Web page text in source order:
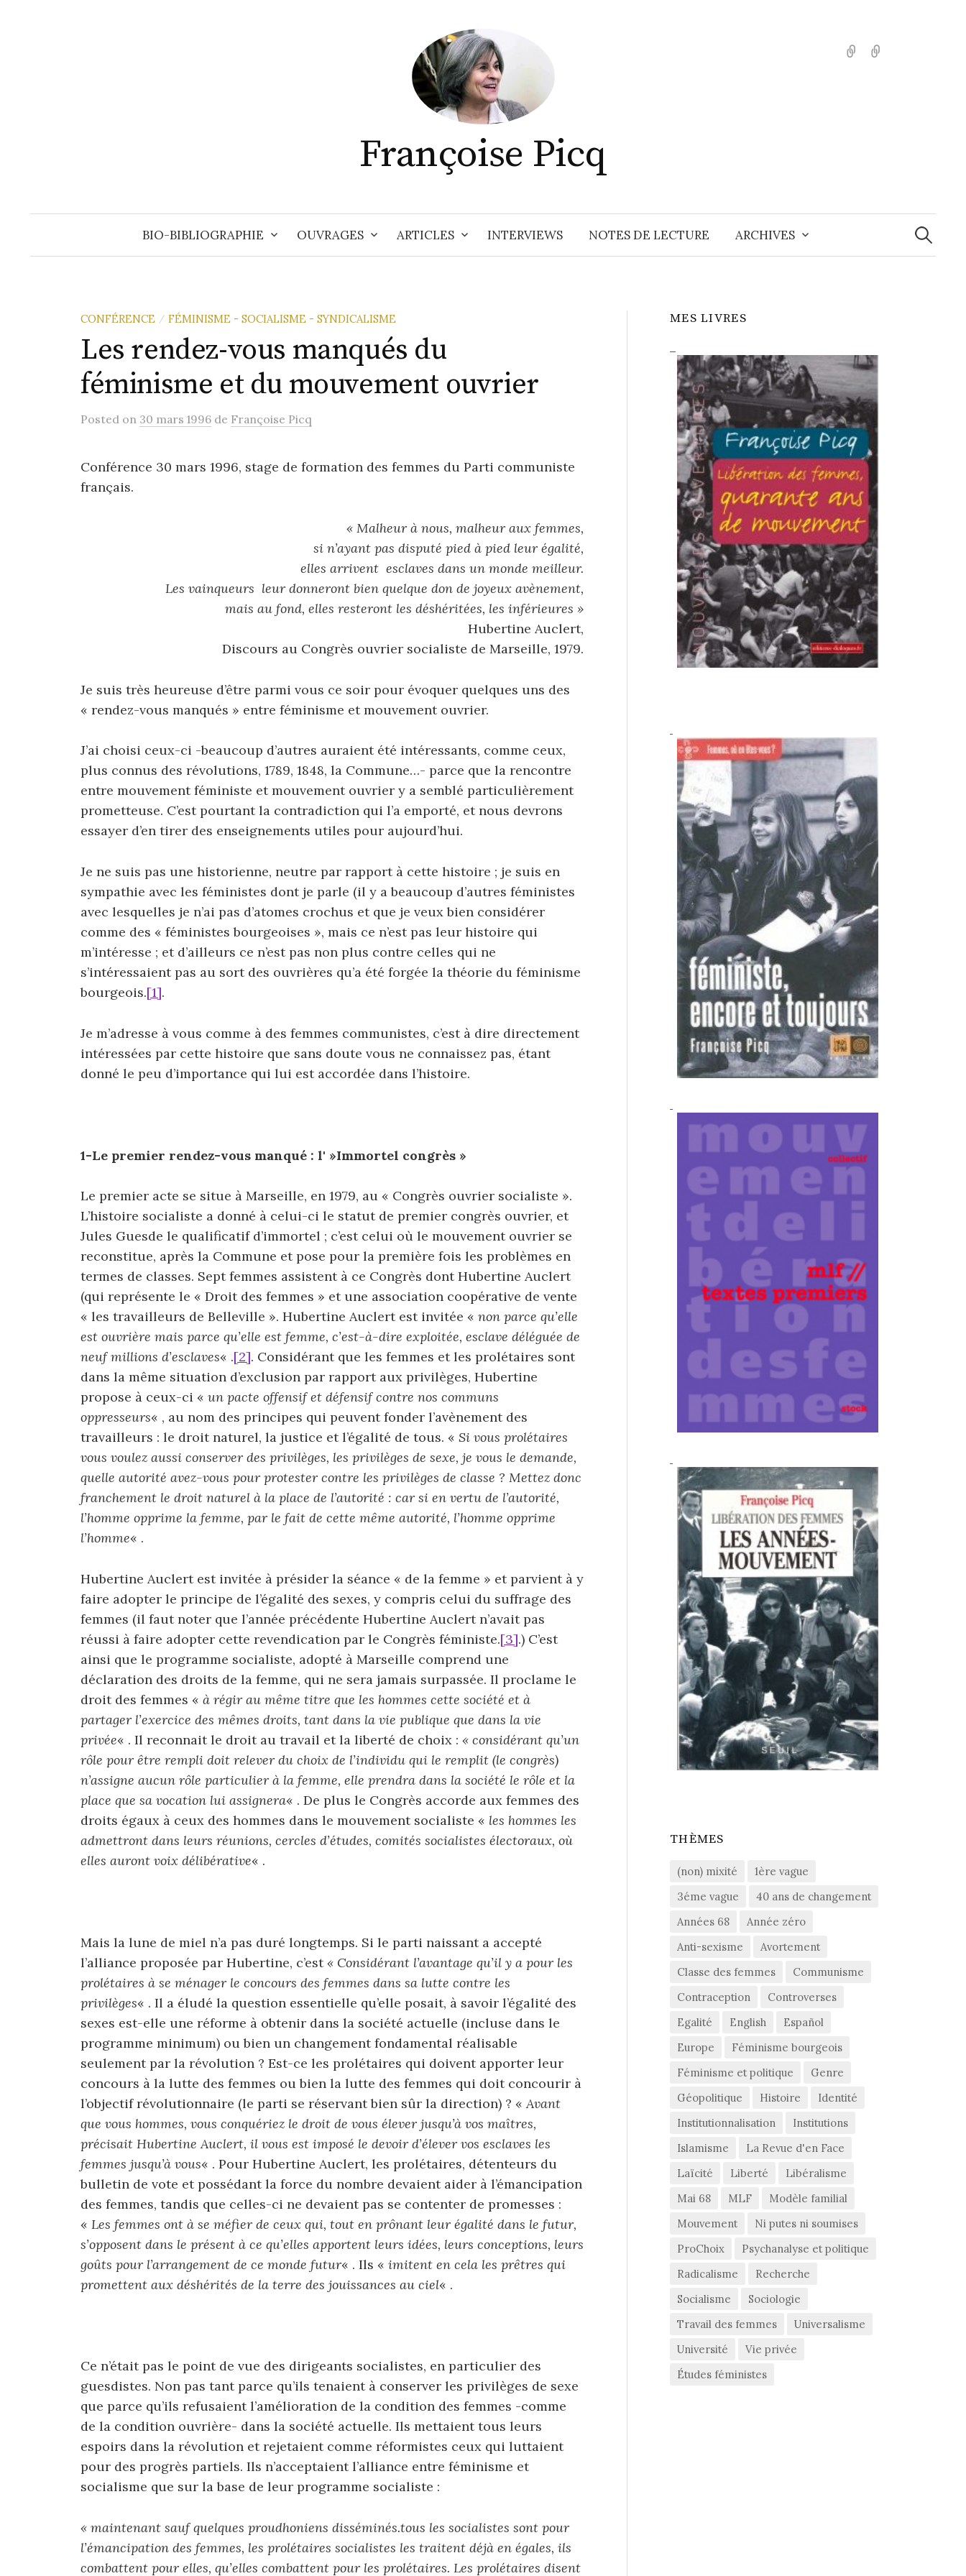
Françoise Picq
English
BIO-BIBLIOGRAPHIE OUVRAGES ARTICLES INTERVIEWS NOTES DE LECTURE ARCHIVES
CONFÉRENCE / FÉMINISME - SOCIALISME - SYNDICALISME
Les rendez-vous manqués du
féminisme et du mouvement ouvrier
Posted on 30 mars 1996 de Françoise Picq
Conférence 30 mars 1996, stage de formation des femmes du Parti communiste
français.
« Malheur à nous, malheur aux femmes,
si n’ayant pas disputé pied à pied leur égalité,
elles arrivent esclaves dans un monde meilleur.
Les vainqueurs leur donneront bien quelque don de joyeux avènement,
mais au fond, elles resteront les déshéritées, les inférieures »
Hubertine Auclert,
Discours au Congrès ouvrier socialiste de Marseille, 1979.
Je suis très heureuse d’être parmi vous ce soir pour évoquer quelques uns des
« rendez-vous manqués » entre féminisme et mouvement ouvrier.
J’ai choisi ceux-ci -beaucoup d’autres auraient été intéressants, comme ceux,
plus connus des révolutions, 1789, 1848, la Commune…- parce que la rencontre
entre mouvement féministe et mouvement ouvrier y a semblé particulièrement
prometteuse. C’est pourtant la contradiction qui l’a emporté, et nous devrons
essayer d’en tirer des enseignements utiles pour aujourd’hui.
Je ne suis pas une historienne, neutre par rapport à cette histoire ; je suis en
sympathie avec les féministes dont je parle (il y a beaucoup d’autres féministes
avec lesquelles je n’ai pas d’atomes crochus et que je veux bien considérer
comme des « féministes bourgeoises », mais ce n’est pas leur histoire qui
m’intéresse ; et d’ailleurs ce n’est pas non plus contre celles qui ne
s’intéressaient pas au sort des ouvrières qu’a été forgée la théorie du féminisme
bourgeois.[1].
Je m’adresse à vous comme à des femmes communistes, c’est à dire directement
intéressées par cette histoire que sans doute vous ne connaissez pas, étant
donné le peu d’importance qui lui est accordée dans l’histoire.
1-Le premier rendez-vous manqué : l' »Immortel congrès »
Le premier acte se situe à Marseille, en 1979, au « Congrès ouvrier socialiste ».
L’histoire socialiste a donné à celui-ci le statut de premier congrès ouvrier, et
Jules Guesde le qualificatif d’immortel ; c’est celui où le mouvement ouvrier se
reconstitue, après la Commune et pose pour la première fois les problèmes en
termes de classes. Sept femmes assistent à ce Congrès dont Hubertine Auclert
(qui représente le « Droit des femmes » et une association coopérative de vente
« les travailleurs de Belleville ». Hubertine Auclert est invitée « non parce qu’elle
est ouvrière mais parce qu’elle est femme, c’est-à-dire exploitée, esclave déléguée de
neuf millions d’esclaves« .[2]. Considérant que les femmes et les prolétaires sont
dans la même situation d’exclusion par rapport aux privilèges, Hubertine
propose à ceux-ci « un pacte offensif et défensif contre nos communs
oppresseurs« , au nom des principes qui peuvent fonder l’avènement des
travailleurs : le droit naturel, la justice et l’égalité de tous. « Si vous prolétaires
vous voulez aussi conserver des privilèges, les privilèges de sexe, je vous le demande,
quelle autorité avez-vous pour protester contre les privilèges de classe ? Mettez donc
franchement le droit naturel à la place de l’autorité : car si en vertu de l’autorité,
l’homme opprime la femme, par le fait de cette même autorité, l’homme opprime
l’homme« .
Hubertine Auclert est invitée à présider la séance « de la femme » et parvient à y
faire adopter le principe de l’égalité des sexes, y compris celui du suffrage des
femmes (il faut noter que l’année précédente Hubertine Auclert n’avait pas
réussi à faire adopter cette revendication par le Congrès féministe.[3].) C’est
ainsi que le programme socialiste, adopté à Marseille comprend une
déclaration des droits de la femme, qui ne sera jamais surpassée. Il proclame le
droit des femmes « à régir au même titre que les hommes cette société et à
partager l’exercice des mêmes droits, tant dans la vie publique que dans la vie
privée« . Il reconnait le droit au travail et la liberté de choix : « considérant qu’un
rôle pour être rempli doit relever du choix de l’individu qui le remplit (le congrès)
n’assigne aucun rôle particulier à la femme, elle prendra dans la société le rôle et la
place que sa vocation lui assignera« . De plus le Congrès accorde aux femmes des
droits égaux à ceux des hommes dans le mouvement socialiste « les hommes les
admettront dans leurs réunions, cercles d’études, comités socialistes électoraux, où
elles auront voix délibérative« .
Mais la lune de miel n’a pas duré longtemps. Si le parti naissant a accepté
l’alliance proposée par Hubertine, c’est« Considérant l’avantage qu’il y a pour les
prolétaires à se ménager le concours des femmes dans sa lutte contre les
privilèges« . Il a éludé la question essentielle qu’elle posait, à savoir l’égalité des
sexes est-elle une réforme à obtenir dans la société actuelle (incluse dans le
programme minimum) ou bien un changement fondamental réalisable
seulement par la révolution ? Est-ce les prolétaires qui doivent apporter leur
concours à la lutte des femmes ou bien la lutte des femmes qui doit concourir à
l’objectif révolutionnaire (le parti se réservant bien sûr la direction) ? «Avant
que vous hommes, vous conquériez le droit de vous élever jusqu’à vos maîtres,
précisait Hubertine Auclert, il vous est imposé le devoir d’élever vos esclaves les
femmes jusqu’à vous« . Pour Hubertine Auclert, les prolétaires, détenteurs du
bulletin de vote et possédant la force du nombre devaient aider à l’émancipation
des femmes, tandis que celles-ci ne devaient pas se contenter de promesses :
« Les femmes ont à se méfier de ceux qui, tout en prônant leur égalité dans le futur,
s’opposent dans le présent à ce qu’elles apportent leurs idées, leurs conceptions, leurs
goûts pour l’arrangement de ce monde futur« . Ils « imitent en cela les prêtres qui
promettent aux déshérités de la terre des jouissances au ciel« .
Ce n’était pas le point de vue des dirigeants socialistes, en particulier des
guesdistes. Non pas tant parce qu’ils tenaient à conserver les privilèges de sexe
que parce qu’ils refusaient l’amélioration de la condition des femmes -comme
de la condition ouvrière- dans la société actuelle. Ils mettaient tous leurs
espoirs dans la révolution et rejetaient comme réformistes ceux qui luttaient
pour des progrès partiels. Ils n’acceptaient l’alliance entre féminisme et
socialisme que sur la base de leur programme socialiste :
« maintenant sauf quelques proudhoniens disséminés.tous les socialistes sont pour
l’émancipation des femmes, les prolétaires socialistes les traitent déjà en égales, ils
combattent pour elles, qu’elles combattent pour les prolétaires. Les prolétaires disent
MES LIVRES
THÈMES
(non) mixité
1ère vague
3éme vague
40 ans de changement
Années 68
Année zéro
Anti-sexisme
Avortement
Classe des femmes
Communisme
Contraception
Controverses
Egalité
English
Español
Europe
Féminisme bourgeois
Féminisme et politique
Genre
Géopolitique
Histoire
Identité
Institutionnalisation
Institutions
Islamisme
La Revue d'en Face
Laïcité
Liberté
Libéralisme
Mai 68
MLF
Modèle familial
Mouvement
Ni putes ni soumises
ProChoix
Psychanalyse et politique
Radicalisme
Recherche
Socialisme
Sociologie
Travail des femmes
Universalisme
Université
Vie privée
Études féministes